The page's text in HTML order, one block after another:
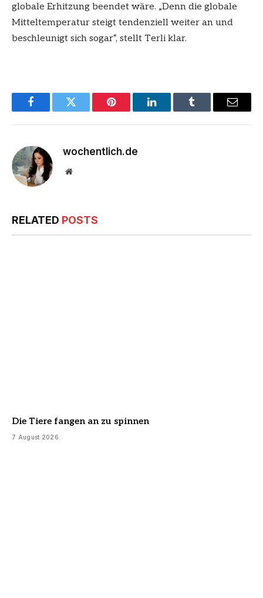
globale Erhitzung beendet wäre. „Denn die globale
Mitteltemperatur steigt tendenziell weiter an und
beschleunigt sich sogar“, stellt Terli klar.
FacebookTwitter Pinterest LinkedInTumblr Email
wochentlich.de
Website
RELATED POSTS
Die Tiere fangen an zu spinnen
7 August 2026